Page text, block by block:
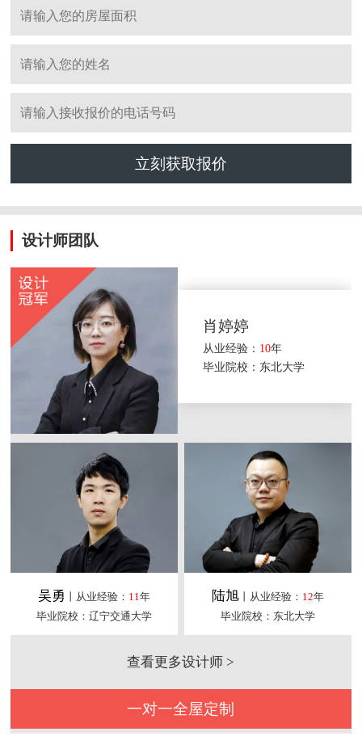
立刻获取报价
设计师团队
肖婷婷
从业经验： 10年
毕业院校：东北大学
吴勇 丨从业经验： 11年
毕业院校：辽宁交通大学
陆旭丨从业经验： 12年
毕业院校：东北大学
查看更多设计师 >
一对一全屋定制